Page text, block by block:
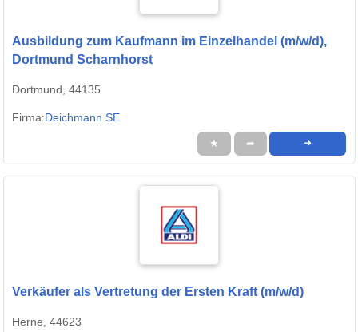
Ausbildung zum Kaufmann im Einzelhandel (m/w/d),
Dortmund Scharnhorst
Dortmund, 44135
Firma:Deichmann SE
★ ➦ ➜
Verkäufer als Vertretung der Ersten Kraft (m/w/d)
Herne, 44623